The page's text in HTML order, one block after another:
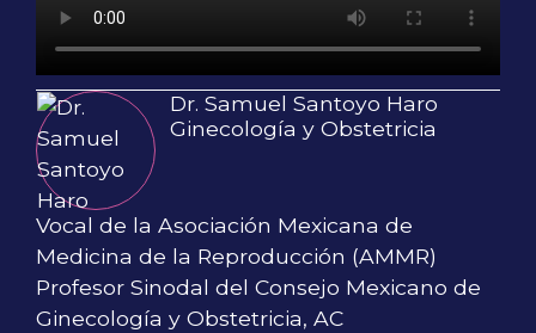
Dr. Samuel Santoyo Haro
Ginecología y Obstetricia
Vocal de la Asociación Mexicana de
Medicina de la Reproducción (AMMR)
Profesor Sinodal del Consejo Mexicano de
Ginecología y Obstetricia, AC